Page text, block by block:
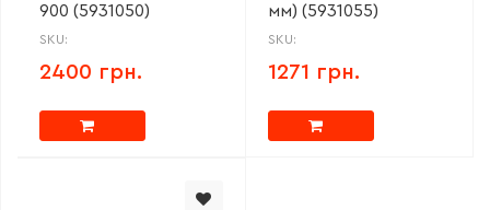
900 (5931050)
SKU:
2400 грн.
мм) (5931055)
SKU:
1271 грн.